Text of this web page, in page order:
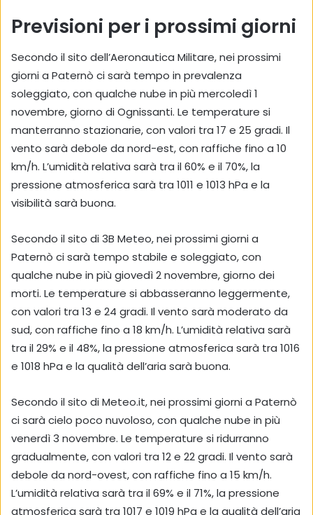
Previsioni per i prossimi giorni
Secondo il sito dell’Aeronautica Militare, nei prossimi
giorni a Paternò ci sarà tempo in prevalenza
soleggiato, con qualche nube in più mercoledì 1
novembre, giorno di Ognissanti. Le temperature si
manterranno stazionarie, con valori tra 17 e 25 gradi. Il
vento sarà debole da nord-est, con raffiche fino a 10
km/h. L’umidità relativa sarà tra il 60% e il 70%, la
pressione atmosferica sarà tra 1011 e 1013 hPa e la
visibilità sarà buona.
Secondo il sito di 3B Meteo, nei prossimi giorni a
Paternò ci sarà tempo stabile e soleggiato, con
qualche nube in più giovedì 2 novembre, giorno dei
morti. Le temperature si abbasseranno leggermente,
con valori tra 13 e 24 gradi. Il vento sarà moderato da
sud, con raffiche fino a 18 km/h. L’umidità relativa sarà
tra il 29% e il 48%, la pressione atmosferica sarà tra 1016
e 1018 hPa e la qualità dell’aria sarà buona.
Secondo il sito di Meteo.it, nei prossimi giorni a Paternò
ci sarà cielo poco nuvoloso, con qualche nube in più
venerdì 3 novembre. Le temperature si ridurranno
gradualmente, con valori tra 12 e 22 gradi. Il vento sarà
debole da nord-ovest, con raffiche fino a 15 km/h.
L’umidità relativa sarà tra il 69% e il 71%, la pressione
atmosferica sarà tra 1017 e 1019 hPa e la qualità dell’aria